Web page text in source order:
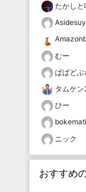
たかし
むー
ぱぱどぶ
タムケン
ひー
ニック
おすすめ